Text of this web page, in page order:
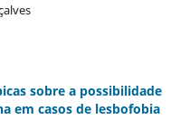
sobre a possibilidade
em casos de lesbofobia